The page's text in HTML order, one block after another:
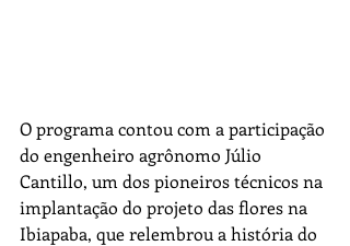
O programa contou com a participação
do engenheiro agrônomo Júlio
Cantillo, um dos pioneiros técnicos na
implantação do projeto das flores na
Ibiapaba, que relembrou a história do